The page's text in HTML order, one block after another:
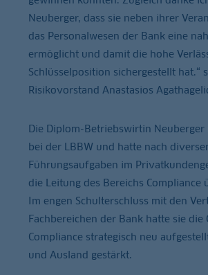
Neuberger, dass sie neben ihrer
das Personalwesen der Bank eine
ermöglicht und damit die hohe
Schlüsselposition sichergestellt hat.“
Risikovorstand Anastasios
Die Diplom-Betriebswirtin Neuberger
bei der LBBW und hatte nach
Führungsaufgaben im
die Leitung des Bereichs Compliance
Im engen Schulterschluss mit den
Fachbereichen der Bank hatte sie die
Compliance strategisch neu
und Ausland gestärkt.